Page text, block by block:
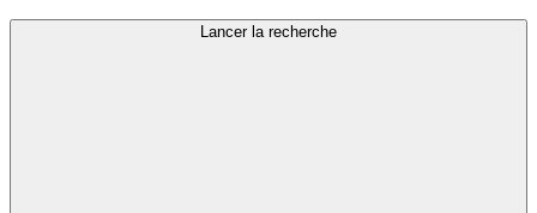
Lancer la recherche